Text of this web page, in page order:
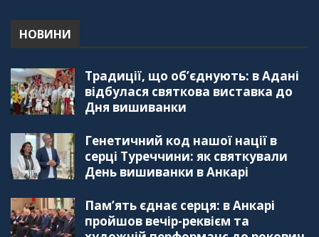
рада українських громад Туреччини
56:20
"Дзеркало діаспори". Випуск 3. Вища освіта:
59:38
"Дзеркало діаспори", Випуск 2, Як вивчити
57:18
"Дзеркало діаспори". Випуск 1. Про створення
НОВИНИ
Традиції, що об’єднують: в Адані
відбулася святкова виставка до
Дня вишиванки
Генетичний код нашої нації в
серці Туреччини: як святкували
День вишиванки в Анкарі
Пам’ять єднає серця: в Анкарі
пройшов вечір-реквієм та